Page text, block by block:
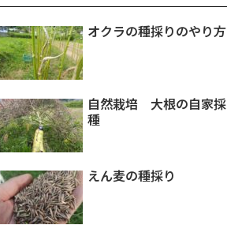
オクラの種採りのやり方
自然栽培 大根の自家採
種
えん麦の種採り